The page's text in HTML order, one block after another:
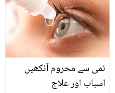
عریشہ رضی نے بھی تنقید
کرنے والوں کو کھری کھری
سنا دی
نمی سے محروم آنکھیں
اسباب اور علاج